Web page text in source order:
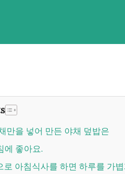
만을 넣어 만든 야채 덮밥은
에 좋아요.
로 아침식사를 하면 하루를 가